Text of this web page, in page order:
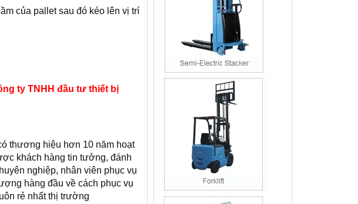
của pallet sau đó kéo lên vị trí
ty TNHH đầu tư thiết bị
thương hiệu hơn 10 năm hoạt
khách hàng tin tưởng, đánh
nghiệp, nhân viên phục vụ
hàng đầu về cách phục vụ
rẻ nhất thị trường